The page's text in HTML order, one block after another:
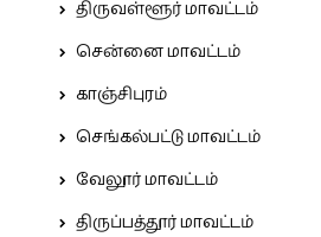
திருவள்ளூர் மாவட்டம்
சென்னை மாவட்டம்
காஞ்சிபுரம்
செங்கல்பட்டு மாவட்டம்
வேலூர் மாவட்டம்
திருப்பத்தூர் மாவட்டம்